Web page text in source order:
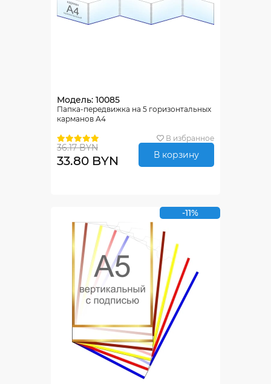
Модель: 10085
Папка-передвижка на 5 горизонтальных
карманов А4
В избранное
36.17 BYN
33.80 BYN В корзину
-11%